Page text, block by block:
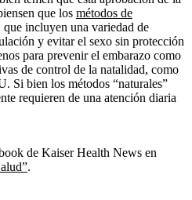
que los métodos de
que incluyen una variedad de
y evitar el sexo sin protección
para prevenir el embarazo como
de control de la natalidad, como
Si bien los métodos “naturales”
requieren de una atención diaria
de Kaiser Health News en
.